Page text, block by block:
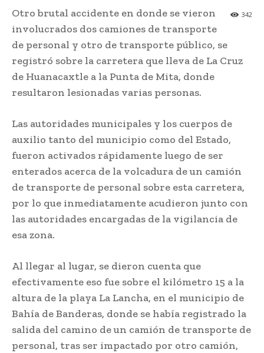
342
Otro brutal accidente en donde se vieron
involucrados dos camiones de transporte
de personal y otro de transporte público, se
registró sobre la carretera que lleva de La Cruz
de Huanacaxtle a la Punta de Mita, donde
resultaron lesionadas varias personas.
Las autoridades municipales y los cuerpos de
auxilio tanto del municipio como del Estado,
fueron activados rápidamente luego de ser
enterados acerca de la volcadura de un camión
de transporte de personal sobre esta carretera,
por lo que inmediatamente acudieron junto con
las autoridades encargadas de la vigilancia de
esa zona.
Al llegar al lugar, se dieron cuenta que
efectivamente eso fue sobre el kilómetro 15 a la
altura de la playa La Lancha, en el municipio de
Bahía de Banderas, donde se había registrado la
salida del camino de un camión de transporte de
personal, tras ser impactado por otro camión,